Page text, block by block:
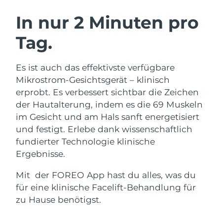
In nur 2 Minuten pro
Tag.
Es ist auch das effektivste verfügbare
Mikrostrom-Gesichtsgerät – klinisch
erprobt. Es verbessert sichtbar die Zeichen
der Hautalterung, indem es die 69 Muskeln
im Gesicht und am Hals sanft energetisiert
und festigt. Erlebe dank wissenschaftlich
fundierter Technologie klinische
Ergebnisse.
Mit der FOREO App hast du alles, was du
für eine klinische Facelift-Behandlung für
zu Hause benötigst.
LUNA™ 4 Set
Anti-aging massage
LUNA™ 4 Plus
Massage, LED heating
LUNA™ 4 Men
For men, anti-aging massage
BEAR™ 2 Set
Microcurrent toning
BEAR™ 2 go
Microcurrent toning on-the-go
BEAR™ 2 eyes & lips
Microcurrent line smoothing device
Hydratisierung
UFO™ 3 Set
Deep facial hydration
UFO™ 3 LED
Near-infrared and red light therapy
device
Mundpflege
issa™ 4
Hybrid silicone sonic toothbrush
issa™ 4 plus
Smart hybrid silicone sonic toothbrush
FAQ™ ANTI-AGING-BEHANDLUNG
Anti-aging
NEW
Österreich Erwartete Lieferung 8/11/26
Bahrain
Belgien Erwartete Lieferung
Bermuda Erwartete Lieferung8/17/26
Bosnien und
Herzegowina
Erwartete Lieferung
Brunei Darussalam
Bulgarien Erwartete Lieferung 8/11/26
Kanada